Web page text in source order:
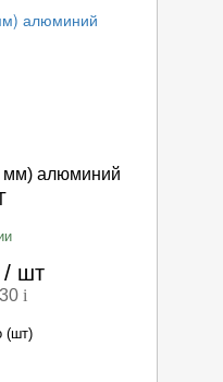
мм) алюминий
/ шт
i
(шт)